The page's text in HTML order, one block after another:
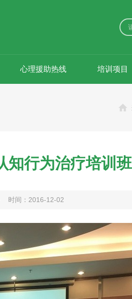
心理援助热线 培训项目
知行为治疗培训
时间：2016-12-02